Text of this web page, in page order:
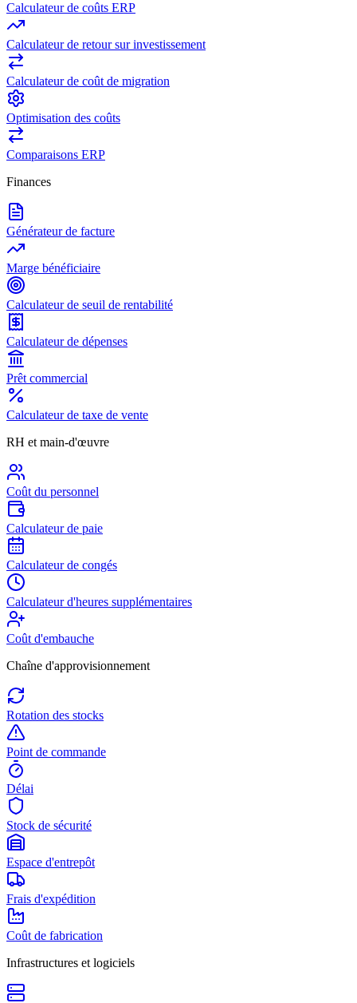
Calculateur de coûts ERP
Calculateur de retour sur investissement
Calculateur de coût de migration
Optimisation des coûts
Comparaisons ERP
Finances
Générateur de facture
Marge bénéficiaire
Calculateur de seuil de rentabilité
Calculateur de dépenses
Prêt commercial
Calculateur de taxe de vente
RH et main-d'œuvre
Coût du personnel
Calculateur de paie
Calculateur de congés
Calculateur d'heures supplémentaires
Coût d'embauche
Chaîne d'approvisionnement
Rotation des stocks
Point de commande
Délai
Stock de sécurité
Espace d'entrepôt
Frais d'expédition
Coût de fabrication
Infrastructures et logiciels